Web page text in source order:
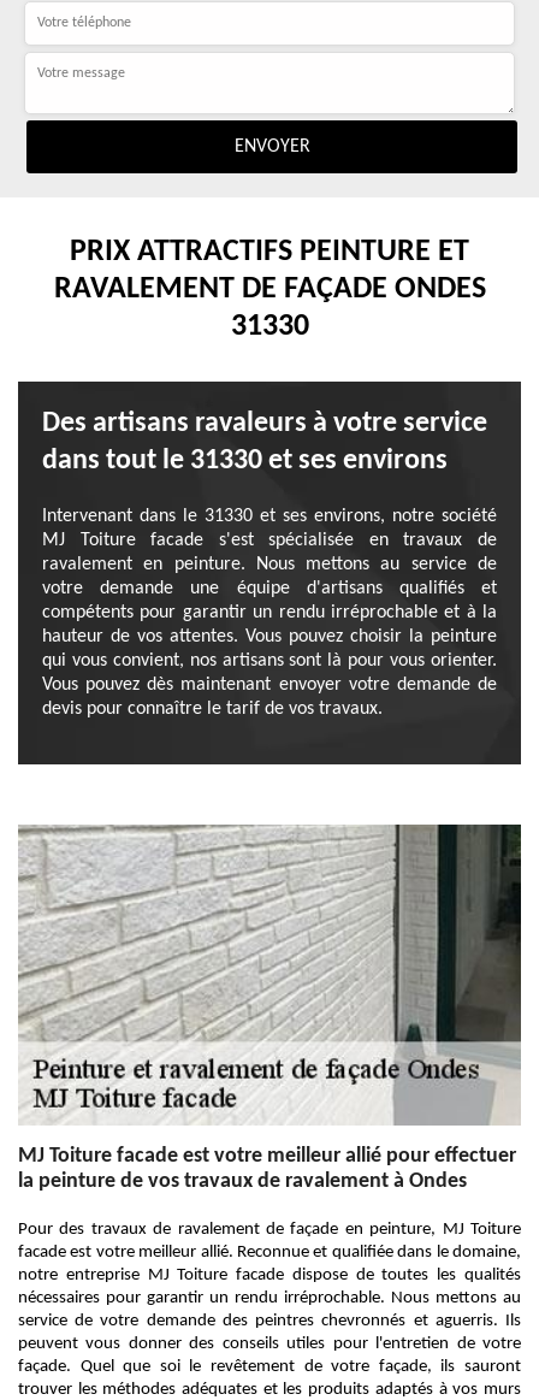
PRIX ATTRACTIFS PEINTURE ET
RAVALEMENT DE FAÇADE ONDES
31330
Des artisans ravaleurs à votre service
dans tout le 31330 et ses environs
Intervenant dans le 31330 et ses environs, notre société
MJ Toiture facade s'est spécialisée en travaux de
ravalement en peinture. Nous mettons au service de
votre demande une équipe d'artisans qualifiés et
compétents pour garantir un rendu irréprochable et à la
hauteur de vos attentes. Vous pouvez choisir la peinture
qui vous convient, nos artisans sont là pour vous orienter.
Vous pouvez dès maintenant envoyer votre demande de
devis pour connaître le tarif de vos travaux.
MJ Toiture facade est votre meilleur allié pour effectuer
la peinture de vos travaux de ravalement à Ondes
Pour des travaux de ravalement de façade en peinture, MJ Toiture
facade est votre meilleur allié. Reconnue et qualifiée dans le domaine,
notre entreprise MJ Toiture facade dispose de toutes les qualités
nécessaires pour garantir un rendu irréprochable. Nous mettons au
service de votre demande des peintres chevronnés et aguerris. Ils
peuvent vous donner des conseils utiles pour l'entretien de votre
façade. Quel que soi le revêtement de votre façade, ils sauront
trouver les méthodes adéquates et les produits adaptés à vos murs